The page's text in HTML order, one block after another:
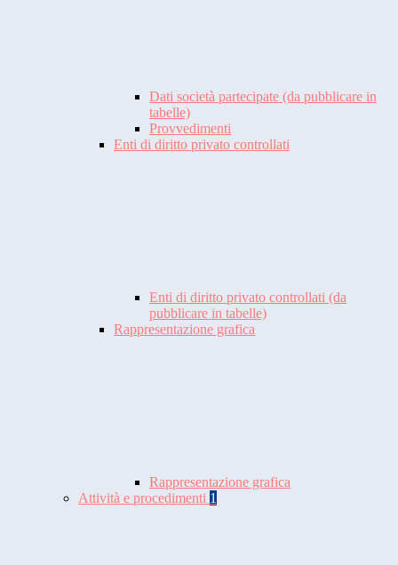
Dati società partecipate (da pubblicare in
tabelle)
Provvedimenti
Enti di diritto privato controllati
Enti di diritto privato controllati (da
pubblicare in tabelle)
Rappresentazione grafica
Rappresentazione grafica
Attività e procedimenti 1